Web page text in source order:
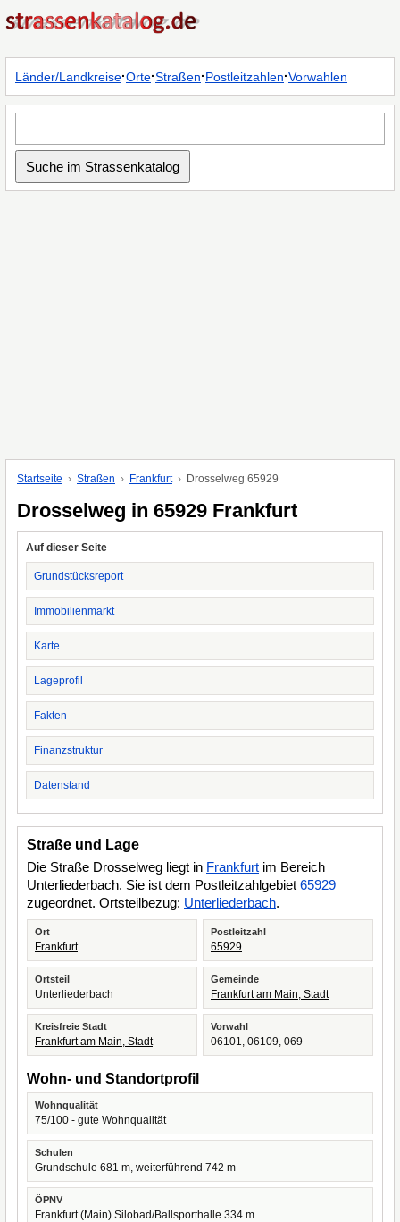
Länder/Landkreise·Orte·Straßen·Postleitzahlen·Vorwahlen
Startseite Straßen Frankfurt Drosselweg 65929
Drosselweg in 65929 Frankfurt
Auf dieser Seite
Grundstücksreport
Immobilienmarkt
Karte
Lageprofil
Fakten
Finanzstruktur
Datenstand
Straße und Lage
Die Straße Drosselweg liegt in Frankfurt im Bereich
Unterliederbach. Sie ist dem Postleitzahlgebiet 65929
zugeordnet. Ortsteilbezug: Unterliederbach.
Ort
Frankfurt
Postleitzahl
65929
Ortsteil
Unterliederbach
Gemeinde
Frankfurt am Main, Stadt
Kreisfreie Stadt
Frankfurt am Main, Stadt
Vorwahl
06101, 06109, 069
Wohn- und Standortprofil
Wohnqualität
75/100 - gute Wohnqualität
Schulen
Grundschule 681 m, weiterführend 742 m
ÖPNV
Frankfurt (Main) Silobad/Ballsporthalle 334 m